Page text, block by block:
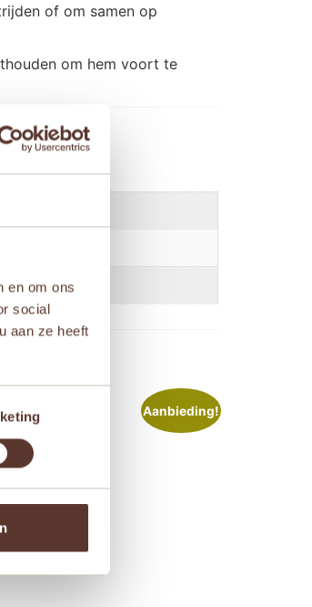
en om ons
social
aan ze heeft
of om samen op
om hem voort te
Aanbieding!